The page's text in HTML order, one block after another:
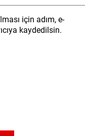
için adım, e-
kaydedilsin.